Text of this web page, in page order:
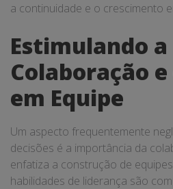
a continuidade e o crescimento
Estimulando a
Colaboração
em Equipe
Um aspecto frequentemente
decisões é a importância da
enfatiza a construção de
habilidades de liderança são